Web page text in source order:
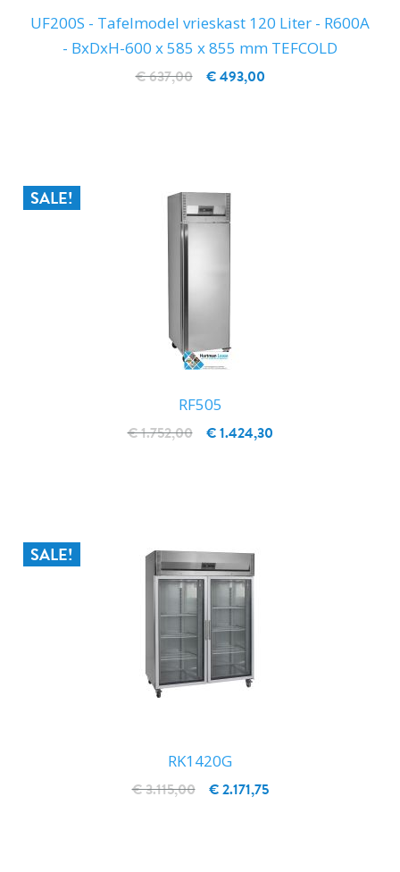
UF200S - Tafelmodel vrieskast 120 Liter - R600A
- BxDxH-600 x 585 x 855 mm TEFCOLD
€ 493,00
€ 637,00
SALE!
RF505
€ 1.424,30
€ 1.752,00
SALE!
RK1420G
€ 2.171,75
€ 3.115,00